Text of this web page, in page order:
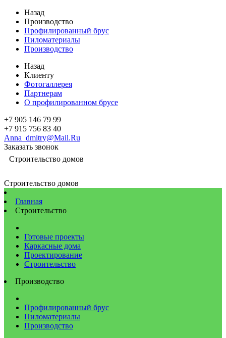
Назад
Производство
Профилированный брус
Пиломатериалы
Производство
Назад
Клиенту
Фотогаллерея
Партнерам
О профилированном брусе
+7 905 146 79 99
+7 915 756 83 40
Anna_dmitry@Mail.Ru
Заказать звонок
Строительство домов
Строительство домов
Главная
Строительство
Готовые проекты
Каркасные дома
Проектирование
Строительство
Производство
Профилированный брус
Пиломатериалы
Производство